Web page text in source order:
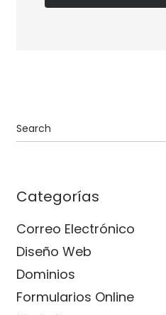
Categorías
Correo Electrónico
Diseño Web
Dominios
Formularios Online